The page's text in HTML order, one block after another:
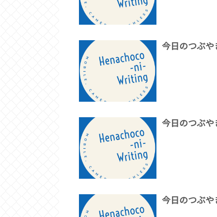
今日のつぶや
今日のつぶや
今日のつぶや